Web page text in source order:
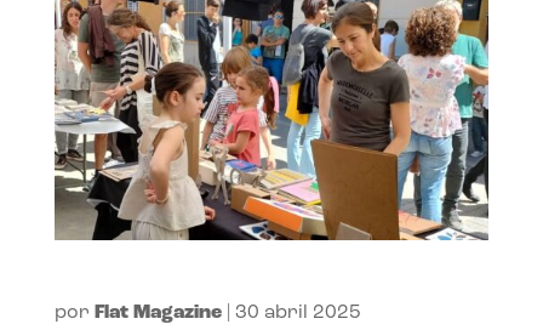
por Flat Magazine| 30 abril 2025